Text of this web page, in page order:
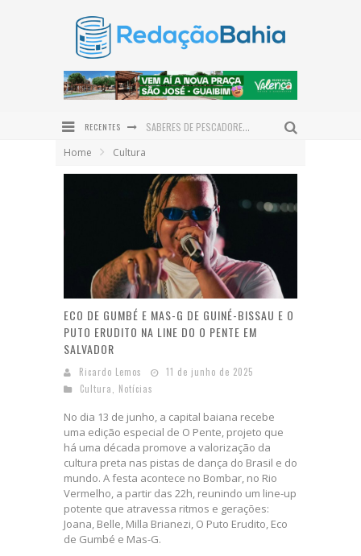
RECENTES SABERES DE PESCADORES E MARISQUEIRAS ORIENTAM MAPEAMENTO DO TERRITÓRIO MARINHO EM VALENÇA
ESPAÇO EM LOUNGE NA CASACOR BAHIA HOMENAGEIA BAMBUZAL DO AEROPORTO DE SALVADOR
Home Cultura
ECO DE GUMBÉ E MAS-G DE GUINÉ-BISSAU E O
PUTO ERUDITO NA LINE DO O PENTE EM
SALVADOR
Ricardo Lemos
11 de junho de 2025
Cultura
Notícias
No dia 13 de junho, a capital baiana recebe
uma edição especial de O Pente, projeto que
há uma década promove a valorização da
cultura preta nas pistas de dança do Brasil e do
mundo. A festa acontece no Bombar, no Rio
Vermelho, a partir das 22h, reunindo um line-up
potente que atravessa ritmos e gerações:
Joana, Belle, Milla Brianezi, O Puto Erudito, Eco
de Gumbé e Mas-G.